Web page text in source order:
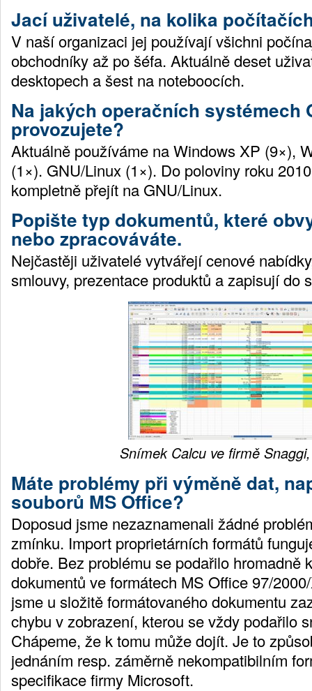
Jací uživatelé, na kolika
V naší organizaci jej používají všichni
obchodníky až po šéfa. Aktuálně deset
desktopech a šest na noteboocích.
Na jakých operačních systémech
provozujete?
Aktuálně používáme na Windows XP (9×),
(1×). GNU/Linux (1×). Do poloviny roku
kompletně přejít na GNU/Linux.
Popište typ dokumentů, které
nebo zpracováváte.
Nejčastěji uživatelé vytvářejí cenové
smlouvy, prezentace produktů a zapisují do
Snímek Calcu ve firmě
Máte problémy při výměně dat,
souborů MS Office?
Doposud jsme nezaznamenali žádné
zmínku. Import proprietárních formátů
dobře. Bez problému se podařilo hromadně
dokumentů ve formátech MS Office 97/
jsme u složitě formátovaného dokumentu
chybu v zobrazení, kterou se vždy podařilo
Chápeme, že k tomu může dojít. Je to
jednáním resp. záměrně nekompatibilním
specifikace firmy Microsoft.